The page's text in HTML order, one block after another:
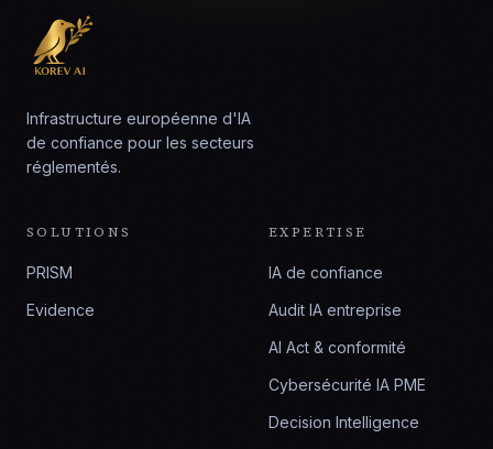
Infrastructure européenne d'IA
de confiance pour les secteurs
réglementés.
SOLUTIONS
PRISM
Evidence
EXPERTISE
IA de confiance
Audit IA entreprise
AI Act & conformité
Cybersécurité IA PME
Decision Intelligence